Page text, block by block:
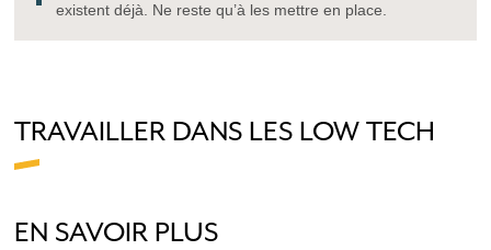
existent déjà. Ne reste qu’à les mettre en place.
TRAVAILLER DANS LES LOW TECH
EN SAVOIR PLUS